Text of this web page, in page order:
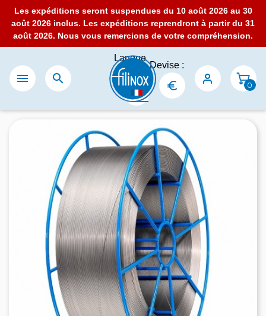
Les expéditions seront suspendues du 10 août 2026 au 30
août 2026 inclus. Les expéditions reprendront à partir du 31
août 2026. Nous vous remercions de votre compréhension.
 
Langue
:
Devise :
0